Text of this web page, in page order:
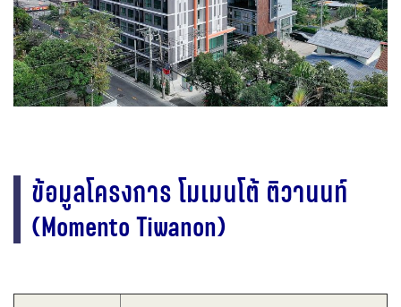
ข้อมูลโครงการ โมเมนโต้ ติวานนท์
(Momento Tiwanon)